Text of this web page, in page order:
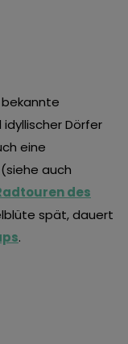
Dörfer
eine
auch
des
spät, dauert
.